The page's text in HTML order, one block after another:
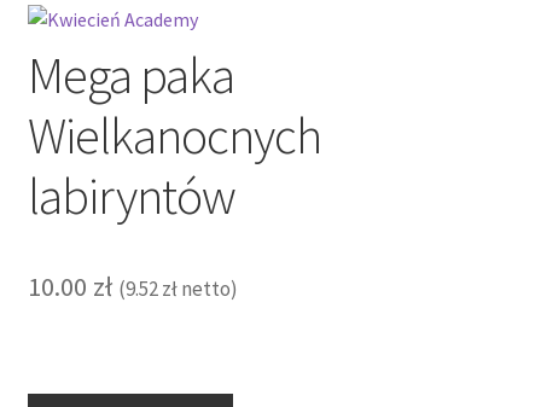
Mega paka
Wielkanocnych
labiryntów
10.00 zł (9.52złnetto)